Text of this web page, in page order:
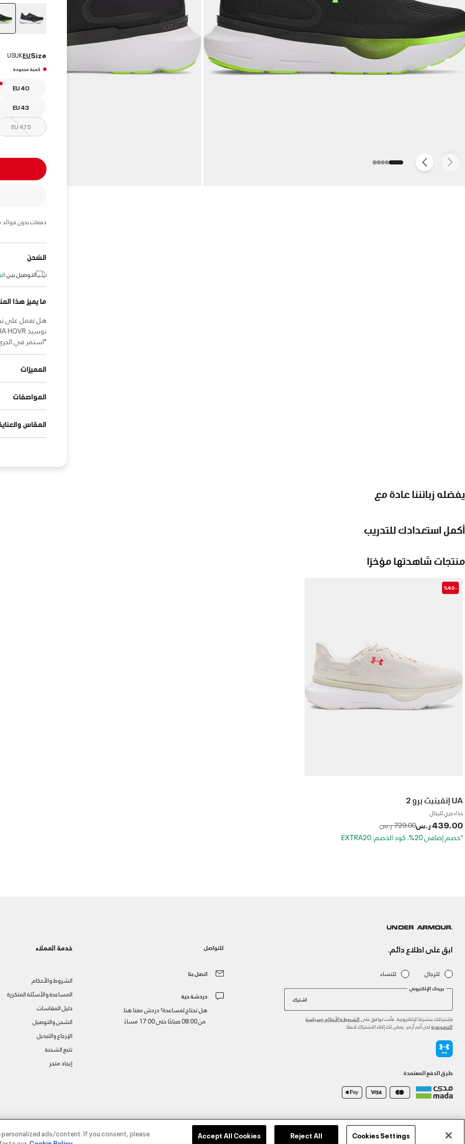
Size
EU
UK
US
كمية محدودة
EU 40
EU 43
EU 47.5
دفعات بدون فوائد
الشحن
التوصيل بين:
ما يميز هذا
"استمر في
المميزات
المواصفات
المقاس
يفضله زبائننا عادة مع
أكمل استعدادك للتدريب
منتجات شاهدتها مؤخرًا
-%40
UA إنفينيت برو 2
حذاء جري للرجال
439.00 ر.س Price reduced from
729.00 ر.س
to
*خصم إضافي 20%. كود الخصم: EXTRA20
ابق على اطلاع دائم.
للرجال للنساء
بريدك الإلكتروني
اشترك
باشتراكك بنشرتنا الإلكترونية، فأنت توافق على الشروط والأحكام وسياسة
الخصوصية لدى أندر آرمر. يمكن لك إلغاء الاشتراك لاحقًا.
طرق الدفع المعتمدة
للتواصل
اتصل بنا
دردشة حية
هل تحتاج لمساعدة؟ دردش معنا هنا.
من 08:00 صباحًا حتى 17:00 مساءً
خدمة العملاء
الشروط والأحكام
المساعدة والأسئلة المتكررة
دليل المقاسات
الشحن والتوصيل
الإرجاع والتبديل
تتبع الشحنة
إيجاد متجر
©2026 الحقوق محفوظة لشركة اثلوسيتي ش.ذ.م.م، سياسة الخصوصية/الشروط والأحكام/سياسة الكوكيز
ads/content. If you consent, please
Cookies Settings
Reject All
Accept All Cookies